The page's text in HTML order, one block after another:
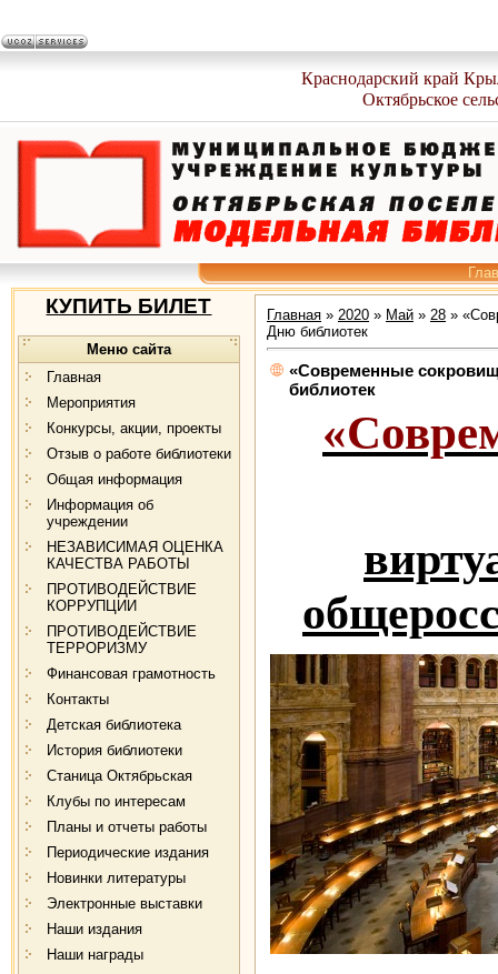
Краснодарский край
Октябрьское
КУПИТЬ БИЛЕТ
Меню сайта
Главная
Мероприятия
Конкурсы, акции, проекты
Отзыв о работе библиотеки
Общая информация
Информация об
учреждении
НЕЗАВИСИМАЯ ОЦЕНКА
КАЧЕСТВА РАБОТЫ
ПРОТИВОДЕЙСТВИЕ
КОРРУПЦИИ
ПРОТИВОДЕЙСТВИЕ
ТЕРРОРИЗМУ
Финансовая грамотность
Контакты
Детская библиотека
История библиотеки
Станица Октябрьская
Клубы по интересам
Планы и отчеты работы
Периодические издания
Новинки литературы
Электронные выставки
Наши издания
Наши награды
Главная » 2020 » Май » 28 »
Дню библиотек
«Современные
библиотек